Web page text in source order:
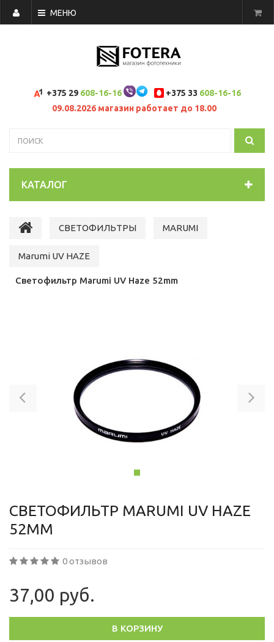
МЕНЮ
+375 29 608-16-16 +375 33 608-16-16
09.08.2026 магазин работает до 18.00
КАТАЛОГ
СВЕТОФИЛЬТРЫ MARUMI
Marumi UV HAZE
Светофильтр Marumi UV Haze 52mm
Previous
СВЕТОФИЛЬТР MARUMI UV HAZE
52MM
0 отзывов
37,00 руб.
В КОРЗИНУ